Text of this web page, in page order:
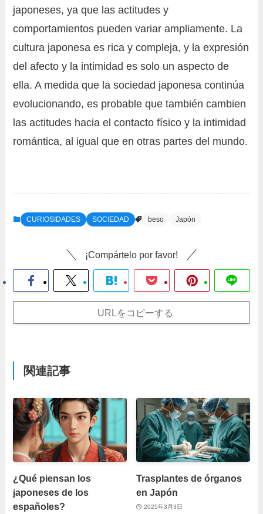
japoneses, ya que las actitudes y
comportamientos pueden variar ampliamente. La
cultura japonesa es rica y compleja, y la expresión
del afecto y la intimidad es solo un aspecto de
ella. A medida que la sociedad japonesa continúa
evolucionando, es probable que también cambien
las actitudes hacia el contacto físico y la intimidad
romántica, al igual que en otras partes del mundo.
CURIOSIDADES SOCIEDAD beso Japón
¡Compártelo por favor!
URLをコピーする
関連記事
¿Qué piensan los
japoneses de los
españoles?
Trasplantes de órganos
en Japón
2025年3月3日